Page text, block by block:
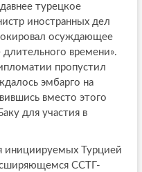
турецкое
иностранных дел
осуждающее
длительного времени».
пропустил
эмбарго на
вместо этого
для участия в
инициируемых Турцией
ССТГ-